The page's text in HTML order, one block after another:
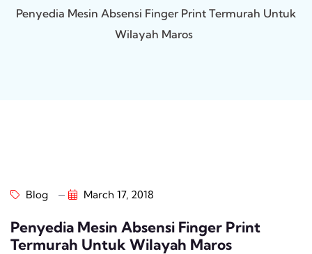
Penyedia Mesin Absensi Finger Print Termurah Untuk
Wilayah Maros
Blog March 17, 2018
Penyedia Mesin Absensi Finger Print
Termurah Untuk Wilayah Maros